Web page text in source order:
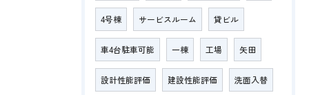
4号棟 サービスルーム 貸ビル
車4台駐車可能 一棟 工場 矢田
設計性能評価 建設性能評価 洗面入替